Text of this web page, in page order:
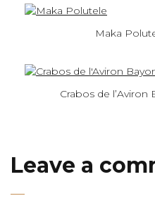
Maka
Crabos de l’Aviron
Leave a